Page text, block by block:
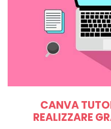
CANVA
REALIZZARE